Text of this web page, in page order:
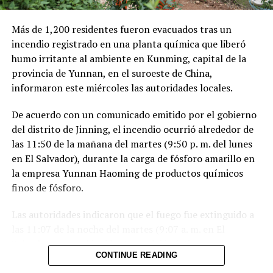
coronavirus”, dijo Hochul, citada por ABC 7, quien
aseguró que las autoridades estatales trabajan en
medidas preventivas para responder rápidamente si
fuera necesario.
crucero, los CDC reiteraron que el riesgo para el público
general continúa siendo bajo y que no existen señales de
transmisión comunitaria en EE.UU.
saldo de 137 personas fallecidas.
Comparte esto:
Facebook X
Más de 1,200 residentes fueron evacuados tras un
incendio registrado en una planta química que liberó
humo irritante al ambiente en Kunming, capital de la
provincia de Yunnan, en el suroeste de China,
informaron este miércoles las autoridades locales.
De acuerdo con un comunicado emitido por el gobierno
del distrito de Jinning, el incendio ocurrió alrededor de
las 11:50 de la mañana del martes (9:50 p. m. del lunes
en El Salvador), durante la carga de fósforo amarillo en
la empresa Yunnan Haoming de productos químicos
finos de fósforo.
Las autoridades indicaron que el fuego fue extinguido a
Salvador) y que el incidente no dejó víctimas.
CONTINUE READING